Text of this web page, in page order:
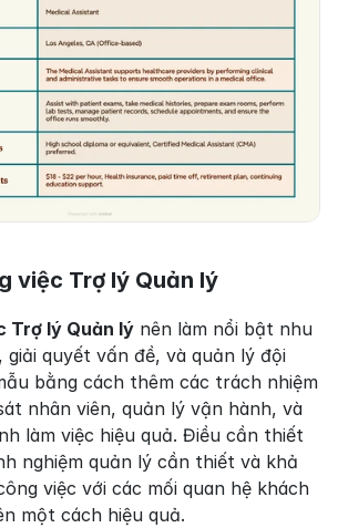
việc Trợ lý Quản lý
Trợ lý Quản lý nên làm nổi bật nhu
giải quyết vấn đề, và quản lý đội
bằng cách thêm các trách nhiệm
nhân viên, quản lý vận hành, và
làm việc hiệu quả. Điều cần thiết
nghiệm quản lý cần thiết và khả
việc với các mối quan hệ khách
một cách hiệu quả.